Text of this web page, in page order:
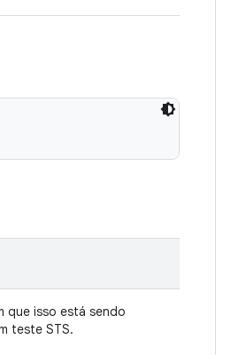
que isso está sendo
teste STS.